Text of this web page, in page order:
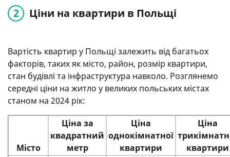
Ціни на квартири в Польщі
Вартість квартир у Польщі залежить від багатьох
факторів, таких як місто, район, розмір квартири,
стан будівлі та інфраструктура навколо. Розглянемо
середні ціни на житло у великих польських містах
станом на 2024 рік:
Місто
Ціна за
квадратний
метр
Ціна
однокімнатної
квартири
Ціна
квартири